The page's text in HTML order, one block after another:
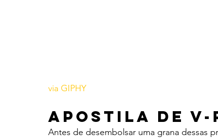
via GIPHY
Apostila de
Antes de desembolsar uma grana dessas